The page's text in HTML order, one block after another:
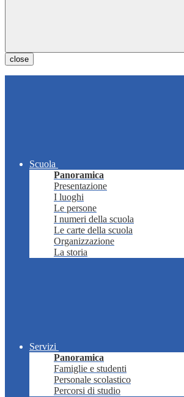
close
Scuola
Panoramica
Presentazione
I luoghi
Le persone
I numeri della scuola
Le carte della scuola
Organizzazione
La storia
Servizi
Panoramica
Famiglie e studenti
Personale scolastico
Percorsi di studio